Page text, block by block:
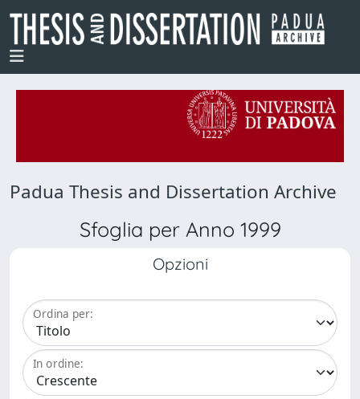
Padua Thesis and Dissertation Archive
Sfoglia per Anno 1999
Opzioni
Ordina per:
In ordine: